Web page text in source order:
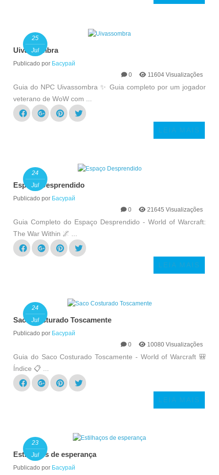
25
Jul
Uivassombra
Publicado por Басурай
0
11604 Visualizações
Guia do NPC Uivassombra ✨ Guia completo por um jogador
veterano de WoW com ...
LEIA MAIS
24
Jul
Espaço Desprendido
Publicado por Басурай
0
21645 Visualizações
Guia Completo do Espaço Desprendido - World of Warcraft:
The War Within 🌌 ...
LEIA MAIS
24
Jul
Saco Costurado Toscamente
Publicado por Басурай
0
10080 Visualizações
Guia do Saco Costurado Toscamente - World of Warcraft 🎒
Índice 📋 ...
LEIA MAIS
23
Jul
Estilhaços de esperança
Publicado por Басурай